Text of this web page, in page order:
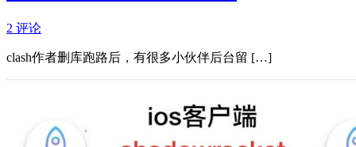
2 评论
clash作者删库跑路后，有很多小伙伴后台留 […]